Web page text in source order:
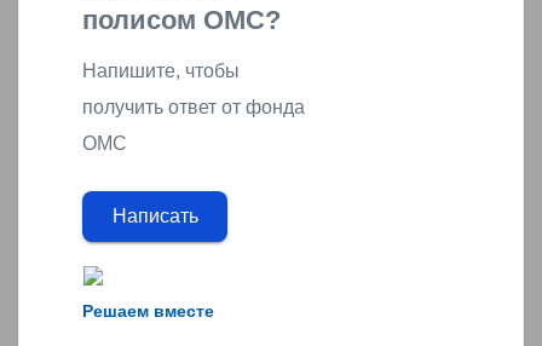
Решаем вместе
полисом ОМС?
Напишите, чтобы
получить ответ от фонда
ОМС
Написать